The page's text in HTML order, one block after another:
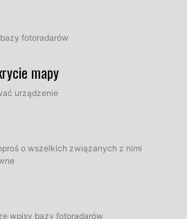
fotoradarów
mapy
urządzenie
o wszelkich związanych z nimi
wpisy bazy fotoradarów